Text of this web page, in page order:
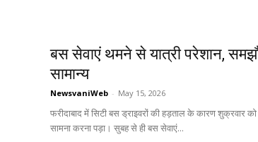
बस सेवाएं थमने से यात्री परेशान,
सामान्य
NewsvaniWeb - May 15, 2026
फरीदाबाद में सिटी बस ड्राइवरों की हड़ताल के कारण शुक्रवार को
सामना करना पड़ा। सुबह से ही बस सेवाएं...